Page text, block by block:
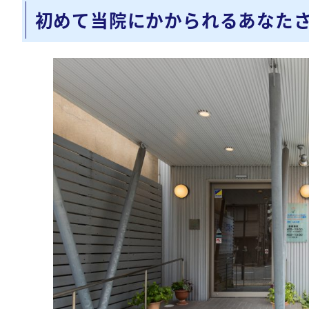
初めて当院にかかられるあなた